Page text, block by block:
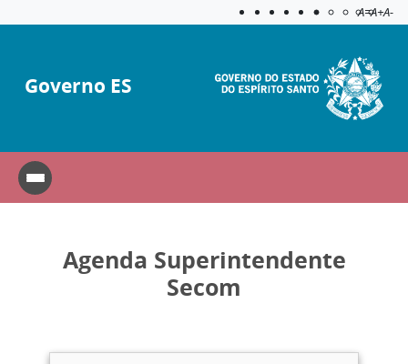
Aplicar
A=A+A-
Governo ES
Agenda Superintendente
Secom